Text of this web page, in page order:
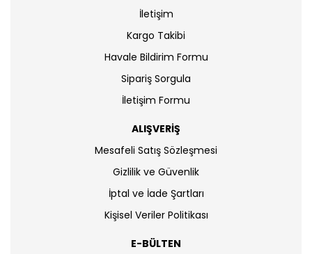
İletişim
Kargo Takibi
Havale Bildirim Formu
Sipariş Sorgula
İletişim Formu
ALIŞVERİŞ
Mesafeli Satış Sözleşmesi
Gizlilik ve Güvenlik
İptal ve İade Şartları
Kişisel Veriler Politikası
E-BÜLTEN